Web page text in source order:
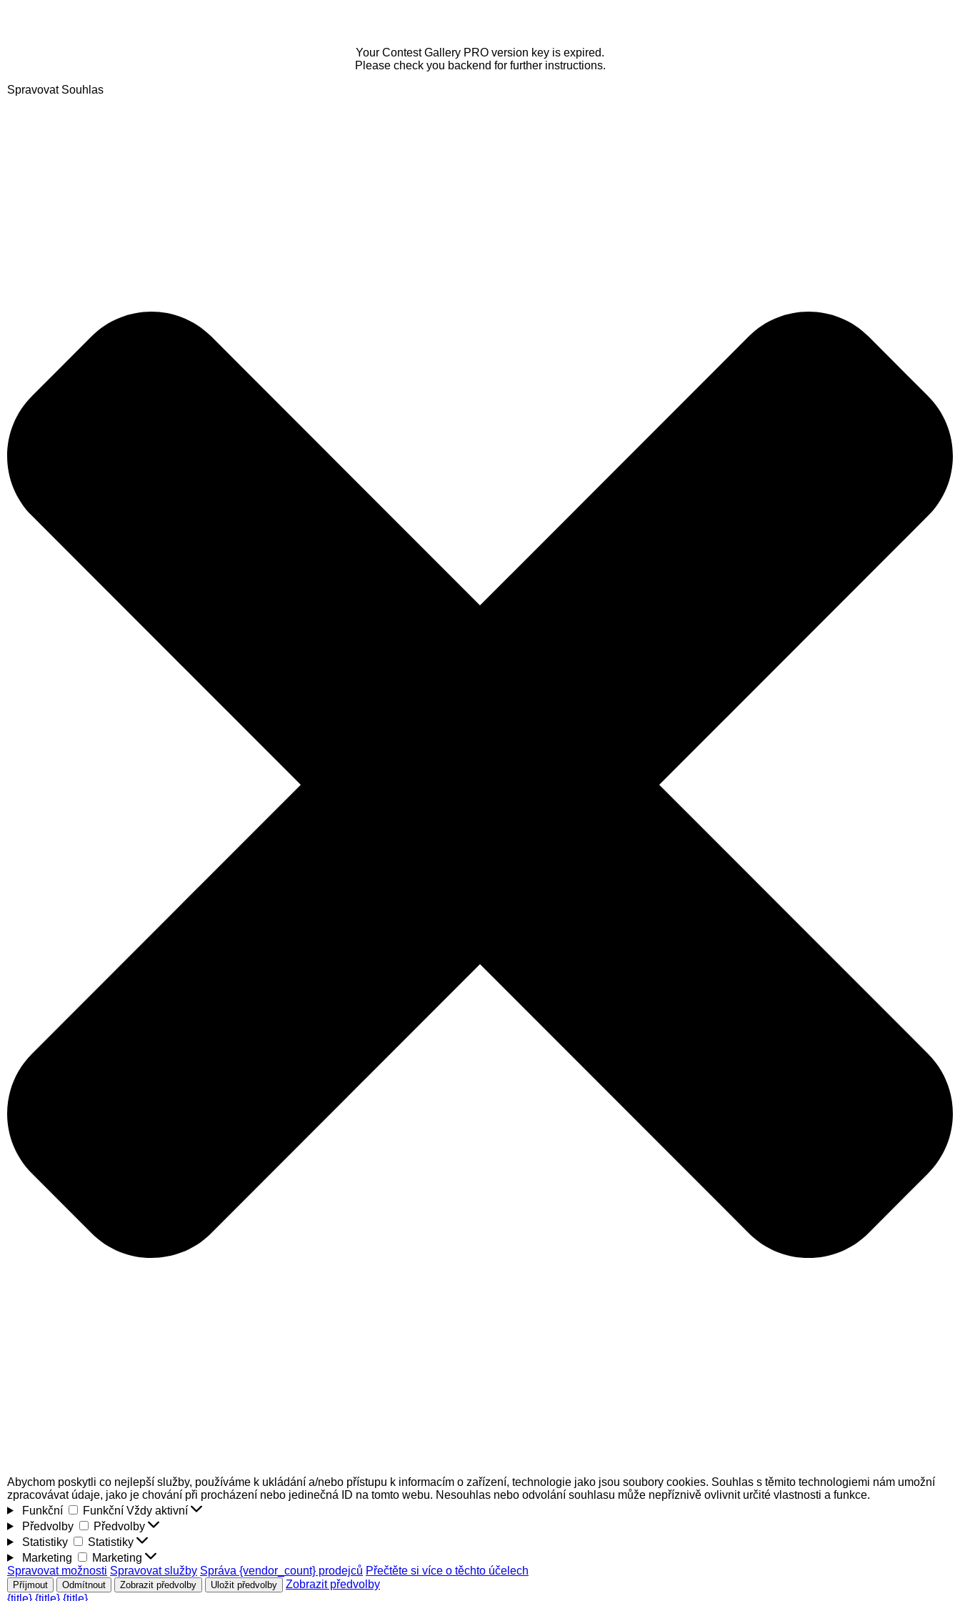
Your Contest Gallery PRO version key is expired.
Please check you backend for further instructions.
Spravovat Souhlas
Abychom poskytli co nejlepší služby, používáme k ukládání a/nebo přístupu k informacím o zařízení, technologie jako jsou soubory cookies. Souhlas s těmito technologiemi nám umožní
zpracovávat údaje, jako je chování při procházení nebo jedinečná ID na tomto webu. Nesouhlas nebo odvolání souhlasu může nepříznivě ovlivnit určité vlastnosti a funkce.
Funkční
Funkční Vždy aktivní
Předvolby
Předvolby
Statistiky
Statistiky
Marketing
Marketing
Spravovat možnosti Spravovat služby Správa {vendor_count} prodejců Přečtěte si více o těchto účelech
Příjmout Odmítnout Zobrazit předvolby Uložit předvolby
Zobrazit předvolby
{title} {title} {title}